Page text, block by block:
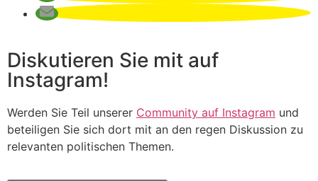
Diskutieren Sie mit auf
Instagram!
Werden Sie Teil unserer Community auf Instagram und
beteiligen Sie sich dort mit an den regen Diskussion zu
relevanten politischen Themen.